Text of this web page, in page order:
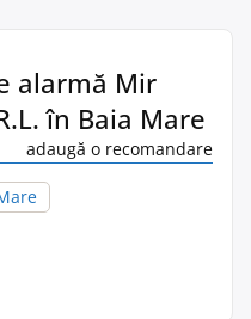
alarmă Mir
în Baia Mare
adaugă o recomandare